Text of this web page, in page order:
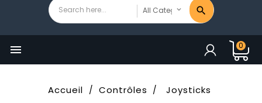
 0
Accueil Contrôles Joysticks